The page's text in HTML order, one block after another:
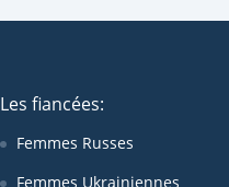
Les fiancées:
Femmes Russes
Femmes Ukrainiennes